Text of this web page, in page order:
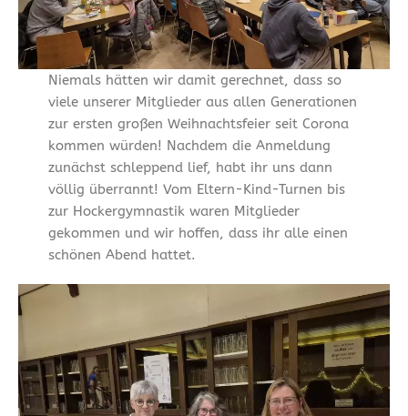
Niemals hätten wir damit gerechnet, dass so
viele unserer Mitglieder aus allen Generationen
zur ersten großen Weihnachtsfeier seit Corona
kommen würden! Nachdem die Anmeldung
zunächst schleppend lief, habt ihr uns dann
völlig überrannt! Vom Eltern-Kind-Turnen bis
zur Hockergymnastik waren Mitglieder
gekommen und wir hoffen, dass ihr alle einen
schönen Abend hattet.